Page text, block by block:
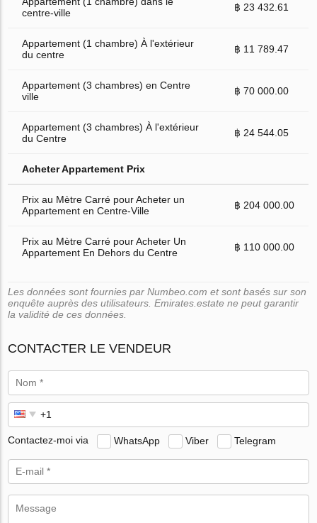
centre-ville
฿ 23 432.61
Appartement (1 chambre) À l'extérieur
du centre
฿ 11 789.47
Appartement (3 chambres) en Centre
ville
฿ 70 000.00
Appartement (3 chambres) À l'extérieur
du Centre
฿ 24 544.05
Acheter Appartement Prix
Prix au Mètre Carré pour Acheter un
Appartement en Centre-Ville
฿ 204 000.00
Prix au Mètre Carré pour Acheter Un
Appartement En Dehors du Centre
฿ 110 000.00
Les données sont fournies par Numbeo.com et sont basés sur son
enquête auprès des utilisateurs. Emirates.estate ne peut garantir
la validité de ces données.
CONTACTER LE VENDEUR
Contactez-moi via WhatsApp Viber Telegram